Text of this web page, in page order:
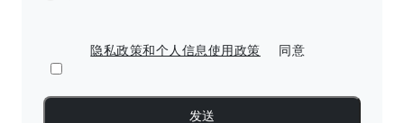
隐私政策和个人信息使用政策 同意